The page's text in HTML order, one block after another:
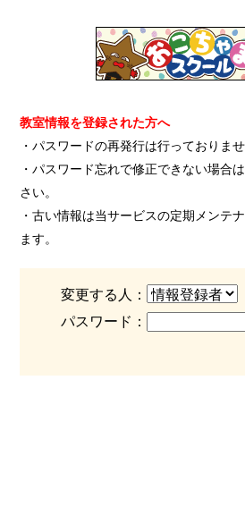
教室情報を登録された方へ
・パスワードの再発行は行っておりませ
・パスワード忘れで修正できない場合
さい。
・古い情報は当サービスの定期メンテ
ます。
変更する人：
パスワード：